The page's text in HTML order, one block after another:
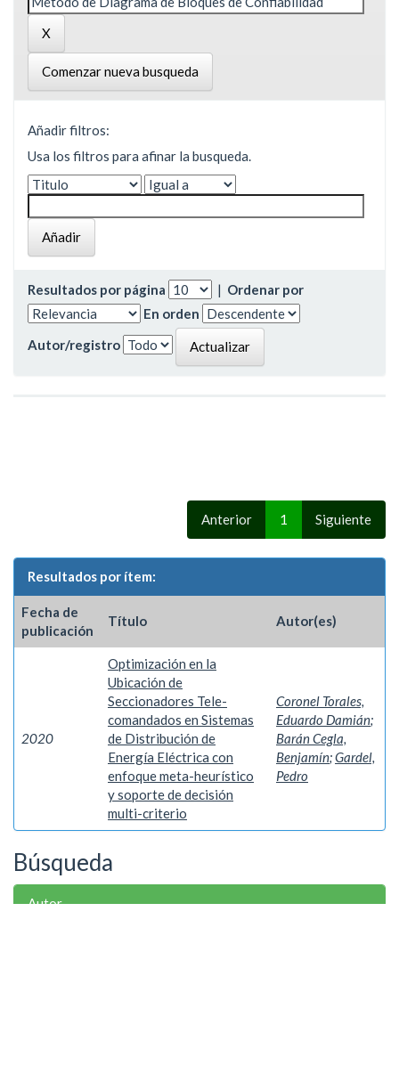
Comenzar nueva busqueda
Añadir filtros:
Usa los filtros para afinar la busqueda.
Resultados por página | Ordenar por
En orden
Autor/registro
Anterior 1 Siguiente
Resultados por ítem:
Fecha de
publicación
Título Autor(es)
2020
Optimización en la
Ubicación de
Seccionadores Tele-
comandados en Sistemas
de Distribución de
Energía Eléctrica con
enfoque meta-heurístico
y soporte de decisión
multi-criterio
Coronel Torales,
Eduardo Damián;
Barán Cegla,
Benjamín;Gardel,
Pedro
Búsqueda
Autor